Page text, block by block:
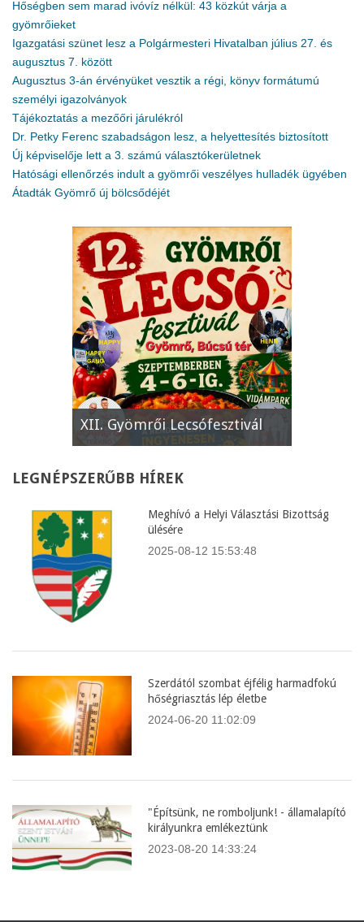
Hőségben sem marad ivóvíz nélkül: 43 közkút várja a
gyömrőieket
Igazgatási szünet lesz a Polgármesteri Hivatalban július 27. és
augusztus 7. között
Augusztus 3-án érvényüket vesztik a régi, könyv formátumú
személyi igazolványok
Tájékoztatás a mezőőri járulékról
Dr. Petky Ferenc szabadságon lesz, a helyettesítés biztosított
Új képviselője lett a 3. számú választókerületnek
Hatósági ellenőrzés indult a gyömrői veszélyes hulladék ügyében
Átadták Gyömrő új bölcsődéjét
XII. Gyömrői Lecsófesztivál
LEGNÉPSZERŰBB HÍREK
Meghívó a Helyi Választási Bizottság
ülésére
2025-08-12 15:53:48
Szerdától szombat éjfélig harmadfokú
hőségriasztás lép életbe
2024-06-20 11:02:09
"Építsünk, ne romboljunk! - államalapító
királyunkra emlékeztünk
2023-08-20 14:33:24